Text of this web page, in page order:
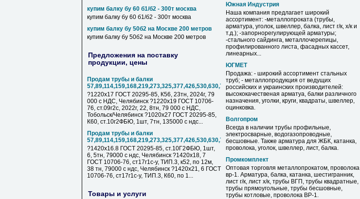
купим балку бу 60 б1/б2 - 300т москва
купим балку бу 60 б1/б2 - 300т москва
купим балку бу 50б2 на Москве 200 метров
купим балку бу 50б2 на Москве 200 метров
Предложения на поставку
продукции, цены
Продам трубы и балки
57,89,114,159,168,219,273,325,377,426,530,630,720,820,1020,1220,1420
?1220х17 ГОСТ 20295-85, К56, 23тн, 2024г, 79
000 с НДC, Челябинск ?1220х19 ГОСТ 10706-
76, ст.09г2с, 2022г, 22, 8тн, 79 000 с НДC,
Тобольск/Челябинск ?1020х27 ГОСТ 20295-85,
К60, ст.10г2ФБЮ, 1шт, 7тн, 135000 с ндс...
Продам трубы и балки
57,89,114,159,168,219,273,325,377,426,530,630,720,820,1020,1220,1420
?1420х16.8 ГОСТ 20295-85, ст.10Г2ФБЮ, 1шт,
6, 5тн, 79000 с ндс, Челябинск ?1420х18, 7
ГОСТ 10706-76, ст17г1с-у, ТИП.3, к52, по 12м,
38 тн, 79000 с ндс, Челябинск ?1420х21, 6 ГОСТ
10706-76, ст17г1с-у, ТИП.3, К60, по 1...
Товары и услуги
Южная Индустрия
Наша компания предлагает широкий
ассортимент: -металлопроката (трубы,
арматура, уголок, швеллер, балка, лист г/к, х/к и
т.д.); -запорнорегулирующей арматуры;
-стального сайдинга, металлочерепицы,
профилированного листа, фасадных кассет,
линеарных...
ЮГМЕТ
Продажа: - широкий ассортимент стальных
труб; - металлопродукция от ведущих
российских и украинских производителей:
высококачественая арматуа, балки различного
назначения, уголки, круги, квадраты, швеллер,
оцинковка.
Волгопром
Всегда в наличии трубы профильные,
электросварные, водогазопроводные,
бесшовные. Также арматура для ЖБК, катанка,
проволока, уголок, швеллер, лист, балка.
Промкомплект
Оптовая торговля металлопрокатом, проволока
вр-1. Арматура, балка, катанка, шестигранник,
лист г/к, лист х/к, трубы ВГП, трубы квадратные,
трубы прямоугольные, трубы бесшовные,
трубы котловые, проволока ВР-1.